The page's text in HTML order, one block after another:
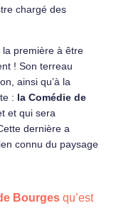
chargé des
la première à être
! Son terreau
ainsi qu’à la
: la Comédie de
et qui sera
dernière a
connu du paysage
Bourges qu’est